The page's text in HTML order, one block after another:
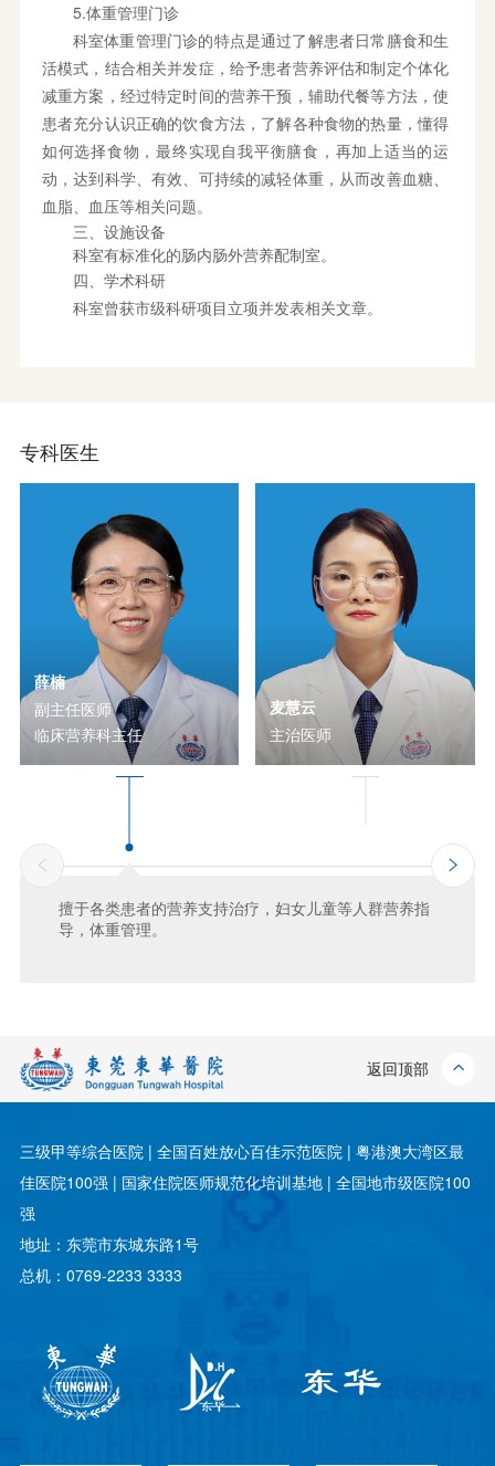
5.体重管理门诊
科室体重管理门诊的特点是通过了解患者日常膳食和生
活模式，结合相关并发症，给予患者营养评估和制定个体化
减重方案，经过特定时间的营养干预，辅助代餐等方法，使
患者充分认识正确的饮食方法，了解各种食物的热量，懂得
如何选择食物，最终实现自我平衡膳食，再加上适当的运
动，达到科学、有效、可持续的减轻体重，从而改善血糖、
血脂、血压等相关问题。
三、设施设备
科室有标准化的肠内肠外营养配制室。
四、学术科研
科室曾获市级科研项目立项并发表相关文章。
专科医生
薛楠
副主任医师
临床营养科主任
麦慧云
主治医师
擅于各类患者的营养支持治疗，妇女儿童等人群营养指
导，体重管理。
返回顶部
三级甲等综合医院 | 全国百姓放心百佳示范医院 | 粤港澳大湾区最
佳医院100强 | 国家住院医师规范化培训基地 | 全国地市级医院100
强
地址：东莞市东城东路1号
总机：0769-2233 3333